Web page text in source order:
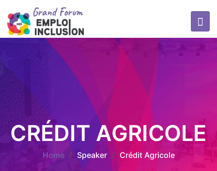
CRÉDIT AGRICOLE
Home / Speaker / Crédit Agricole